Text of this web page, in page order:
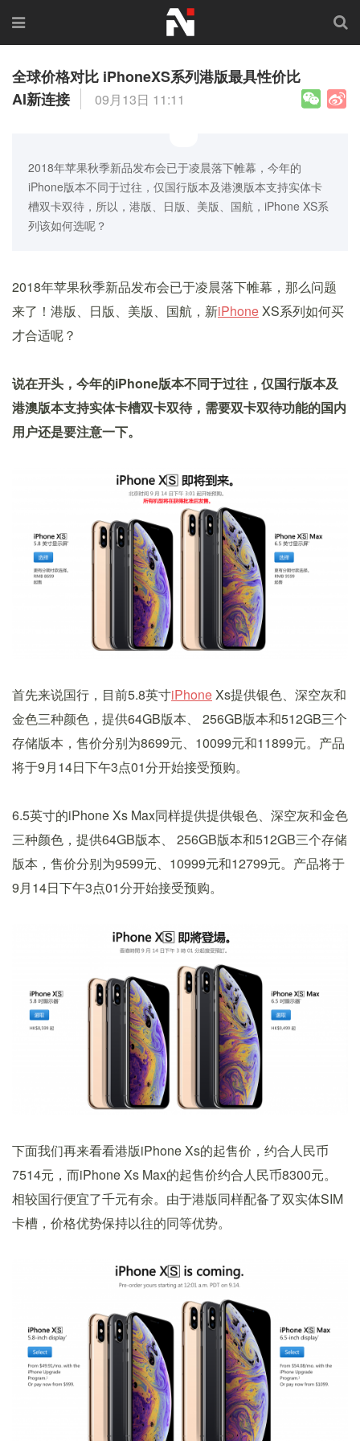
全球价格对比 iPhoneXS系列港版最具性价比
AI新连接
09月13日 11:11
2018年苹果秋季新品发布会已于凌晨落下帷幕，今年的
iPhone版本不同于过往，仅国行版本及港澳版本支持实体卡
槽双卡双待，所以，港版、日版、美版、国航，iPhone XS系
列该如何选呢？
2018年苹果秋季新品发布会已于凌晨落下帷幕，那么问题
来了！港版、日版、美版、国航，新iPhoneXS系列如何买
才合适呢？
说在开头，今年的iPhone版本不同于过往，仅国行版本及
港澳版本支持实体卡槽双卡双待，需要双卡双待功能的国内
用户还是要注意一下。
首先来说国行，目前5.8英寸iPhoneXs提供银色、深空灰和
金色三种颜色，提供64GB版本、 256GB版本和512GB三个
存储版本，售价分别为8699元、10099元和11899元。产品
将于9月14日下午3点01分开始接受预购。
6.5英寸的iPhone Xs Max同样提供提供银色、深空灰和金色
三种颜色，提供64GB版本、 256GB版本和512GB三个存储
版本，售价分别为9599元、10999元和12799元。产品将于
9月14日下午3点01分开始接受预购。
下面我们再来看看港版iPhone Xs的起售价，约合人民币
7514元，而iPhone Xs Max的起售价约合人民币8300元。
相较国行便宜了千元有余。由于港版同样配备了双实体SIM
卡槽，价格优势保持以往的同等优势。